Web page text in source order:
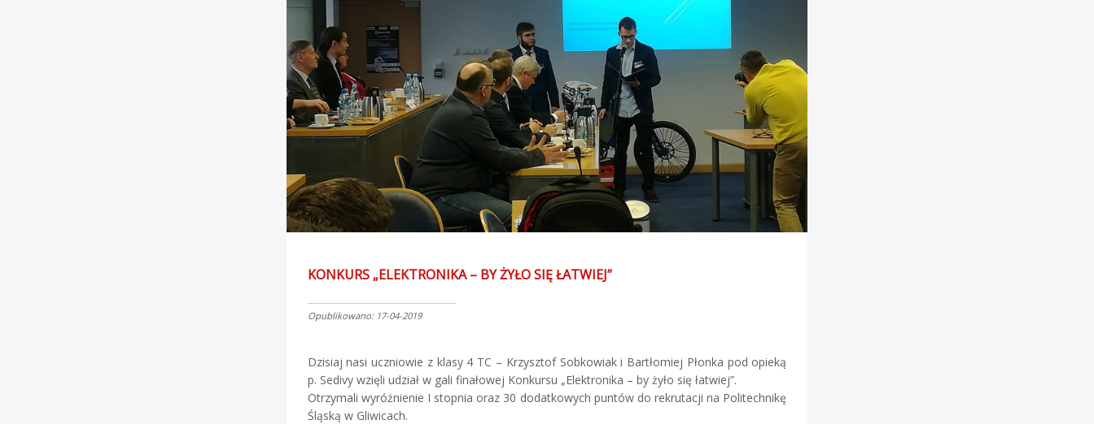
KONKURS „ELEKTRONIKA – BY ŻYŁO SIĘ ŁATWIEJ”
Opublikowano: 17-04-2019
Dzisiaj nasi uczniowie z klasy 4 TC – Krzysztof Sobkowiak i Bartłomiej Płonka pod opieką
p. Sedivy wzięli udział w gali finałowej Konkursu „Elektronika – by żyło się łatwiej”.
Otrzymali wyróżnienie I stopnia oraz 30 dodatkowych puntów do rekrutacji na Politechnikę
Śląską w Gliwicach.